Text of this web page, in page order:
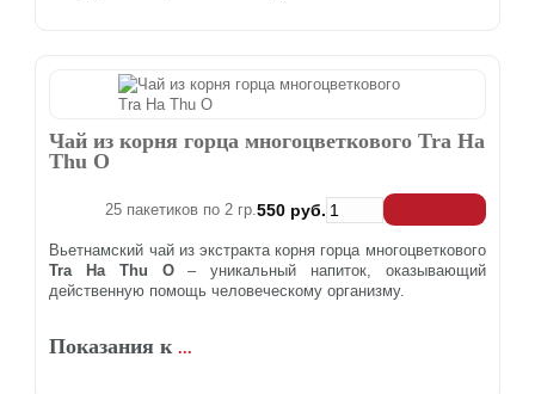
Чай из корня горца многоцветкового Tra Ha
Thu O
25 пакетиков по 2 гр.550 руб.
Вьетнамский чай из экстракта корня горца многоцветкового
Tra Ha Thu O– уникальный напиток, оказывающий
действенную помощь человеческому организму.
Показания к...